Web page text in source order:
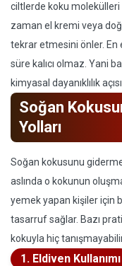
ciltlerde koku
zaman el kremi veya
tekrar etmesini önler. En
süre kalıcı olmaz. Yani
kimyasal dayanıklılık
Soğan
Yolları
Soğan kokusunu
aslında o kokunun
yemek yapan kişiler için
tasarruf sağlar. Bazı
kokuyla hiç
1. Eldiven Kullanımı